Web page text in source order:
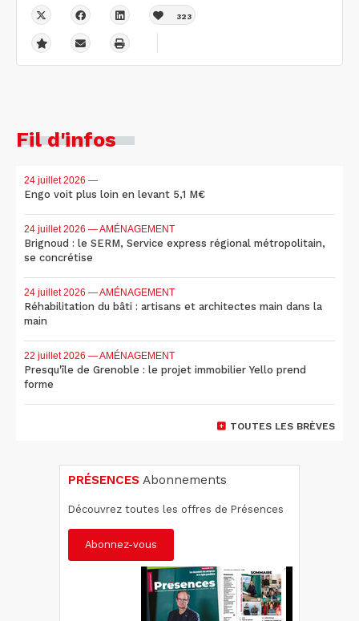
323
Fil d'infos
24 juillet 2026 —
Engo voit plus loin en levant 5,1 M€
24 juillet 2026 — AMÉNAGEMENT
Brignoud : le SERM, Service express régional métropolitain,
se concrétise
24 juillet 2026 — AMÉNAGEMENT
Réhabilitation du bâti : artisans et architectes main dans la
main
22 juillet 2026 — AMÉNAGEMENT
Presqu'île de Grenoble : le projet immobilier Yello prend
forme
TOUTES LES BRÈVES
PRÉSENCES Abonnements
Découvrez toutes les offres de Présences
Abonnez-vous